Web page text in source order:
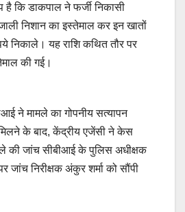
है कि डाकपाल ने फर्जी निकासी
निशान का इस्तेमाल कर इन खातों
यह राशि कथित तौर पर
की गई।
ने मामले का गोपनीय सत्यापन
के बाद, केंद्रीय एजेंसी ने केस
की जांच सीबीआई के पुलिस अधीक्षक
जांच निरीक्षक अंकुर शर्मा को सौंपी